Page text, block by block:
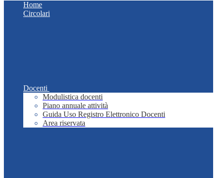
Home
Circolari
Docenti
Modulistica docenti
Piano annuale attività
Guida Uso Registro Elettronico Docenti
Area riservata